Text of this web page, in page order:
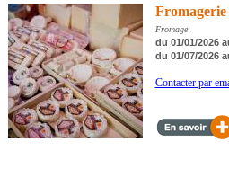
Fromage
du 01/01/2026
du 01/07/2026
Contacter par